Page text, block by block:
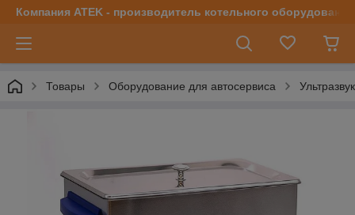
Компания ATEK - производитель котельного оборудования
Товары Оборудование для автосервиса